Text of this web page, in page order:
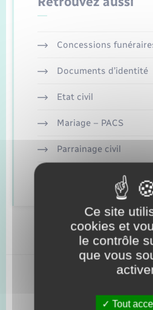
Recensement
Concessions
Documents d’identité
Etat civil
Mariage – PACS
Parrainage civil
Ce site
cookies et
le contrôle
que vous
Tout